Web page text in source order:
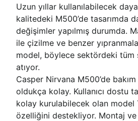
Uzun yıllar kullanılabilecek
kalitedeki M500’de tasarımda
değişimler yapılmış durumda.
ile çizilme ve benzer
model, böylece sektördeki tüm
atıyor.
Casper Nirvana M500’de
oldukça kolay. Kullanıcı dostu
kolay kurulabilecek olan model
özelliğini destekliyor. Montaj ve